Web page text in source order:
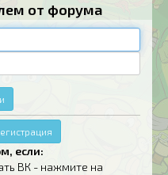
от форума
если:
ВК - нажмите на